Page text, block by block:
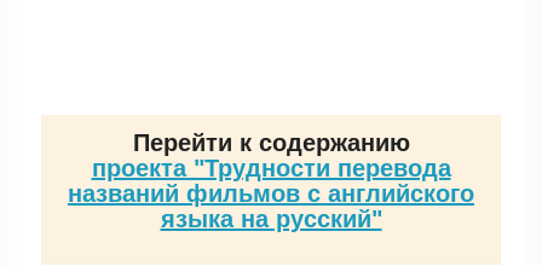
Перейти к содержанию
проекта "Трудности перевода
названий фильмов с английского
языка на русский"